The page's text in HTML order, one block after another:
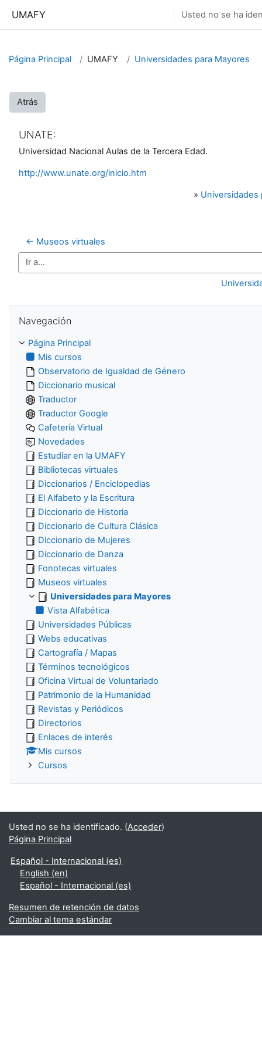
UMAFY Usted no se ha
Página Principal UMAFY Universidades para Mayores
Atrás
UNATE:
Universidad Nacional Aulas de la Tercera Edad.
http://www.unate.org/inicio.htm
» Universidades
← Museos virtuales
Ir a...
Navegación
Página Principal
Mis cursos
Observatorio de Igualdad de Género
Diccionario musical
Traductor
Traductor Google
Cafetería Virtual
Novedades
Estudiar en la UMAFY
Bibliotecas virtuales
Diccionarios / Enciclopedias
El Alfabeto y la Escritura
Diccionario de Historia
Diccionario de Cultura Clásica
Diccionario de Mujeres
Diccionario de Danza
Fonotecas virtuales
Museos virtuales
Universidades para Mayores
Vista Alfabética
Universidades Públicas
Webs educativas
Cartografía / Mapas
Términos tecnológicos
Oficina Virtual de Voluntariado
Patrimonio de la Humanidad
Revistas y Periódicos
Directorios
Enlaces de interés
Mis cursos
Cursos
Usted no se ha identificado. (Acceder)
Página Principal
Español - Internacional ‎(es)‎
English ‎(en)‎
Español - Internacional ‎(es)‎
Resumen de retención de datos
Cambiar al tema estándar